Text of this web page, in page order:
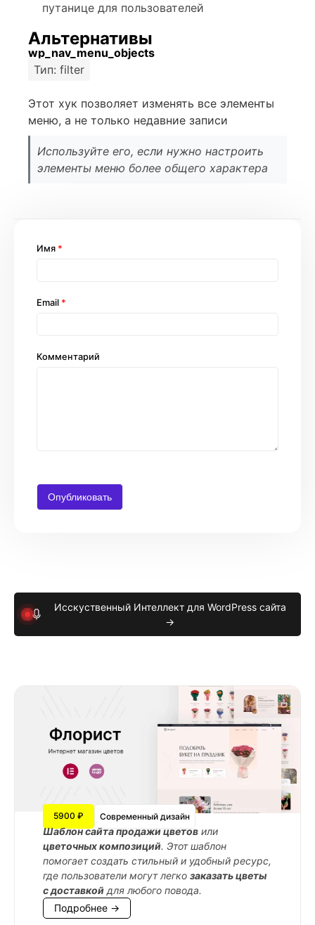
путанице для пользователей
Альтернативы
wp_nav_menu_objects
Тип: filter
Этот хук позволяет изменять все элементы
меню, а не только недавние записи
Используйте его, если нужно настроить
элементы меню более общего характера
Комментарий
Имя *
Email *
Исскуственный Интеллект для WordPress сайта
→
5900 ₽ Современный дизайн
Шаблон сайта продажи цветов или
цветочных композиций. Этот шаблон
помогает создать стильный и удобный ресурс,
где пользователи могут легко заказать цветы
с доставкой для любого повода.
Подробнее →